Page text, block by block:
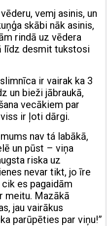
vemj asinis, un
skābi nāk asinis,
rindā uz vēdera
līdz desmit tukstosi
ir vairak ka 3
un bieži jābraukā,
vecākiem par
ir ļoti dārgi.
nav tá labākā,
un pūst – viņa
riska uz
nevar tikt, jo īre
es pagaidām
meitu. Mazākā
jau vairākus
parūpēties par viņu!”